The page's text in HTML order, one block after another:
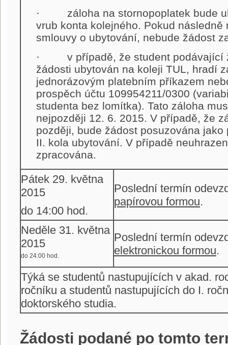
· záloha na stornopoplatek bude
vrub konta kolejného. Pokud
smlouvy o ubytování, nebude žádost
· v případě, že student podávající
žádosti ubytován na koleji TUL, hradí
jednorázovým platebním příkazem
prospěch účtu 109954211/0300
studenta bez lomítka). Tato záloha
nejpozději 12. 6. 2015. V případě, že
později, bude žádost posuzována
II. kola ubytování. V případě
zpracována.
Pátek 29. května
2015
do 14:00 hod.
Poslední termín
papírovou formou.
Neděle 31. května
2015
do 24:00 hod.
Poslední termín
elektronickou formou.
Týká se studentů nastupujících v akad.
ročníku a studentů nastupujících do I.
doktorského studia.
Žádosti podané po tomto